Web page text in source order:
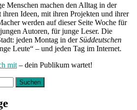
Menschen machen den Alltag in der
Ideen, mit ihren Projekten und ihrer
werden auf dieser Seite Woche für
Autoren, für junge Leser. Die
jeden Montag in derSüddeutschen
Leute“ – und jeden Tag im Internet.
mit – dein Publikum wartet!